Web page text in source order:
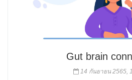
Gut brain​
14 กันยายน 2565,